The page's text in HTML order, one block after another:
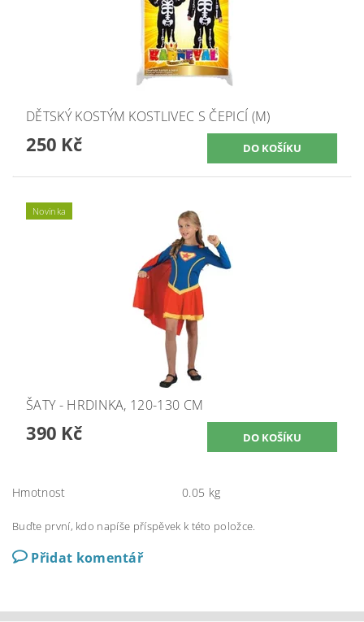
DĚTSKÝ KOSTÝM KOSTLIVEC S ČEPICÍ (M)
250 Kč
Novinka
ŠATY - HRDINKA, 120-130 CM
390 Kč
Hmotnost 0.05 kg
Buďte první, kdo napíše příspěvek k této položce.
Přidat komentář